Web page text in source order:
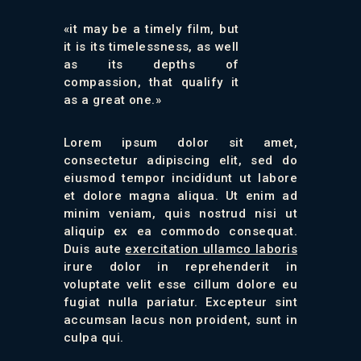
«it may be a timely film, but
it is its timelessness, as well
as its depths of
compassion, that qualify it
as a great one.»
Lorem ipsum dolor sit amet,
consectetur adipiscing elit, sed do
eiusmod tempor incididunt ut labore
et dolore magna aliqua. Ut enim ad
minim veniam, quis nostrud nisi ut
aliquip ex ea commodo consequat.
Duis aute exercitation ullamco laboris
irure dolor in reprehenderit in
voluptate velit esse cillum dolore eu
fugiat nulla pariatur. Excepteur sint
accumsan lacus non proident, sunt in
culpa qui.